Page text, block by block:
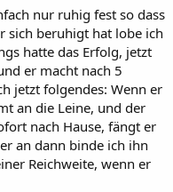
nur ruhig fest so dass
sich beruhigt hat lobe ich
hatte das Erfolg, jetzt
er macht nach 5
jetzt folgendes: Wenn er
an die Leine, und der
nach Hause, fängt er
an dann binde ich ihn
Reichweite, wenn er